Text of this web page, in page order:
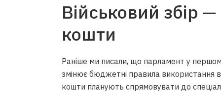
Військовий збір
кошти
Раніше ми писали, що парламент у
змінює бюджетні правила використання
кошти планують спрямовувати до